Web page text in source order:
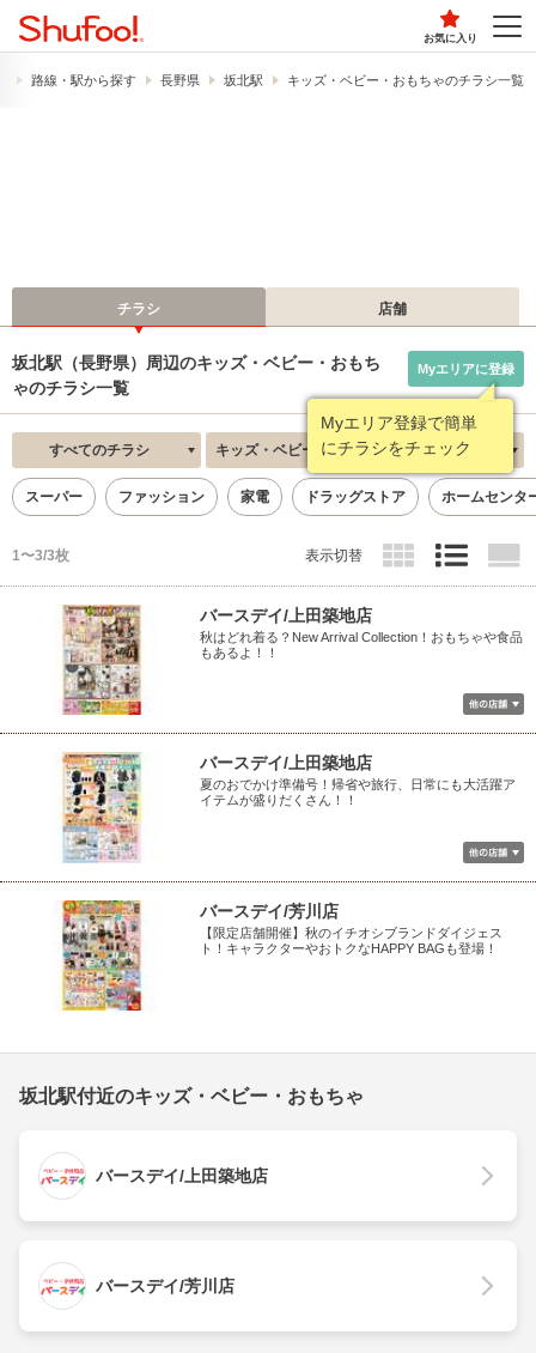
お気に入り
路線・駅から探す 長野県 坂北駅 キッズ・ベビー・おもちゃのチラシ一覧
チラシ 店舗
坂北駅（長野県）周辺のキッズ・ベビー・おもち
ゃのチラシ一覧
Myエリア登録で簡単
にチラシをチェック
Myエリアに登録
すべてのチラシ キッズ・ベビー・おもちゃ 新着順
スーパー ファッション 家電 ドラッグストア ホームセンタ
1〜3/3枚 表示切替
バースデイ/上田築地店
秋はどれ着る？New Arrival Collection！おもちゃや食品
もあるよ！！
バースデイ/上田築地店
夏のおでかけ準備号！帰省や旅行、日常にも大活躍ア
イテムが盛りだくさん！！
バースデイ/芳川店
【限定店舗開催】秋のイチオシブランドダイジェス
ト！キャラクターやおトクなHAPPY BAGも登場！
坂北駅付近のキッズ・ベビー・おもちゃ
バースデイ/上田築地店
バースデイ/芳川店